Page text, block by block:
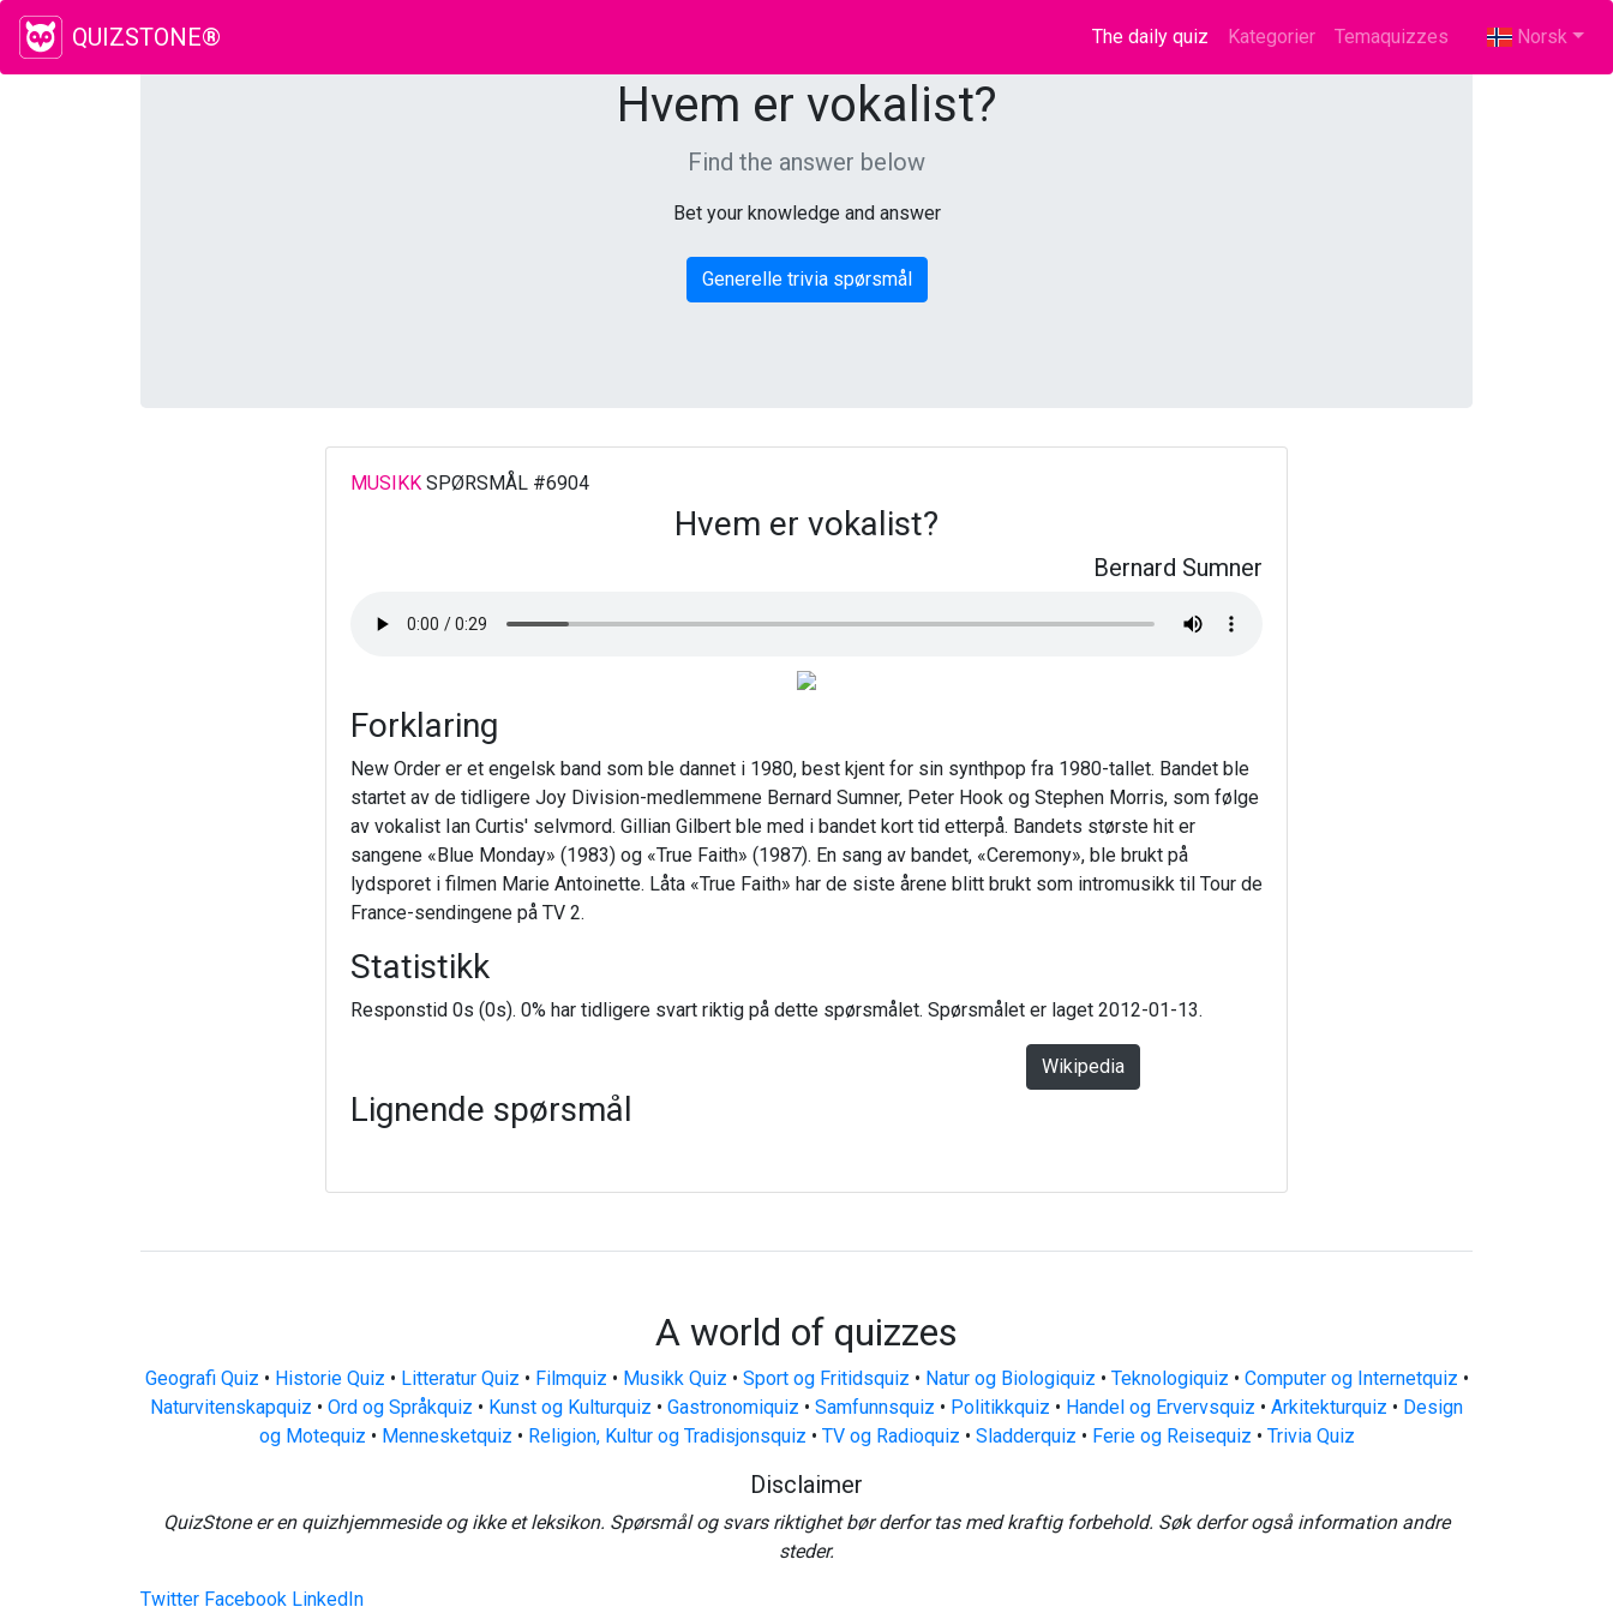
QUIZSTONE® The daily quiz (current)
Kategorier Temaquizzes Norsk
Hvem er vokalist?
Find the answer below
Bet your knowledge and answer
Generelle trivia spørsmål
MUSIKKSPØRSMÅL #6904
Hvem er vokalist?
Bernard Sumner
Forklaring
New Order er et engelsk band som ble dannet i 1980, best kjent for sin synthpop fra 1980-tallet. Bandet ble
startet av de tidligere Joy Division-medlemmene Bernard Sumner, Peter Hook og Stephen Morris, som følge
av vokalist Ian Curtis' selvmord. Gillian Gilbert ble med i bandet kort tid etterpå. Bandets største hit er
sangene «Blue Monday» (1983) og «True Faith» (1987). En sang av bandet, «Ceremony», ble brukt på
lydsporet i filmen Marie Antoinette. Låta «True Faith» har de siste årene blitt brukt som intromusikk til Tour de
France-sendingene på TV 2.
Statistikk
Responstid 0s (0s). 0% har tidligere svart riktig på dette spørsmålet. Spørsmålet er laget 2012-01-13.
Wikipedia
Lignende spørsmål
A world of quizzes
Geografi Quiz • Historie Quiz • Litteratur Quiz • Filmquiz • Musikk Quiz • Sport og Fritidsquiz • Natur og Biologiquiz • Teknologiquiz • Computer og Internetquiz •
Naturvitenskapquiz • Ord og Språkquiz • Kunst og Kulturquiz • Gastronomiquiz • Samfunnsquiz • Politikkquiz • Handel og Ervervsquiz • Arkitekturquiz • Design
og Motequiz • Mennesketquiz • Religion, Kultur og Tradisjonsquiz • TV og Radioquiz • Sladderquiz • Ferie og Reisequiz • Trivia Quiz
Disclaimer
QuizStone er en quizhjemmeside og ikke et leksikon. Spørsmål og svars riktighet bør derfor tas med kraftig forbehold. Søk derfor også information andre
steder.
Twitter Facebook LinkedIn